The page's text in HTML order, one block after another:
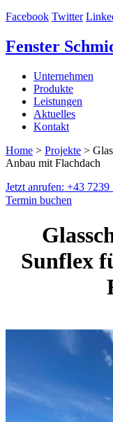
Facebook Twitter
Fenster
Unternehmen
Produkte
Leistungen
Aktuelles
Kontakt
Home > Projekte >
Anbau mit Flachdach
Jetzt anrufen: +43 7239
Termin buchen
Sunflex